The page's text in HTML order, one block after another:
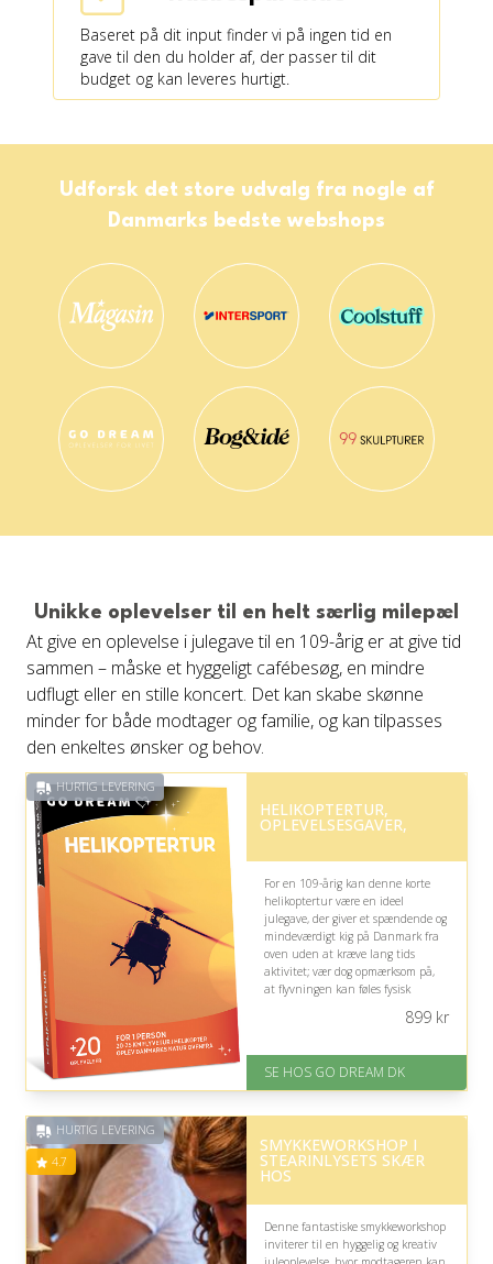
Baseret på dit input finder vi på ingen tid en
gave til den du holder af, der passer til dit
budget og kan leveres hurtigt.
Udforsk det store udvalg fra nogle af
Danmarks bedste webshops
Unikke oplevelser til en helt særlig milepæl
At give en oplevelse i julegave til en 109-årig er at give tid
sammen – måske et hyggeligt cafébesøg, en mindre
udflugt eller en stille koncert. Det kan skabe skønne
minder for både modtager og familie, og kan tilpasses
den enkeltes ønsker og behov.
HURTIG LEVERING
HELIKOPTERTUR,
OPLEVELSESGAVER,
For en 109-årig kan denne korte
helikoptertur være en ideel
julegave, der giver et spændende og
mindeværdigt kig på Danmark fra
oven uden at kræve lang tids
aktivitet; vær dog opmærksom på,
at flyvningen kan føles fysisk
inden for 1 time
899kr
SE HOS GO DREAM DK
HURTIG LEVERING
4.7
SMYKKEWORKSHOP I
STEARINLYSETS SKÆR
HOS
Denne fantastiske smykkeworkshop
inviterer til en hyggelig og kreativ